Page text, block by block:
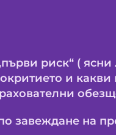
риск“ (
и какви
завеждане на